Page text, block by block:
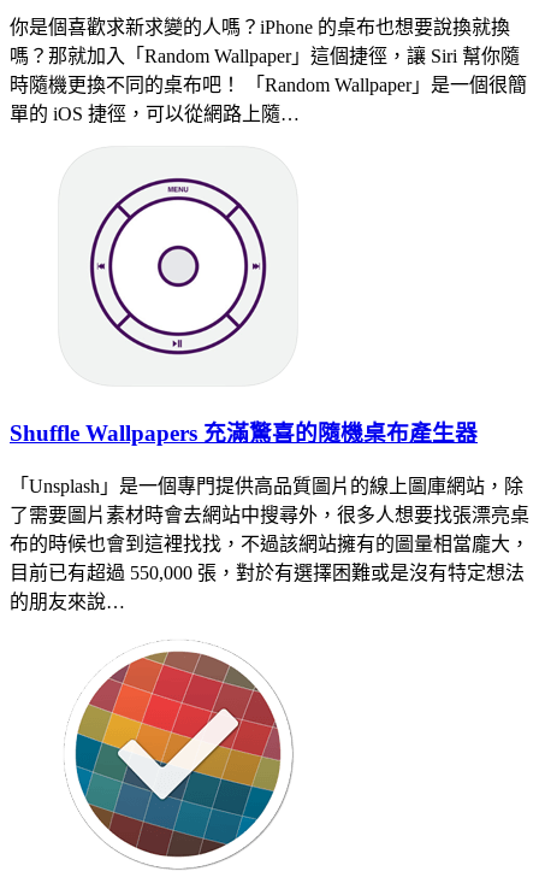
你是個喜歡求新求變的人嗎？iPhone 的桌布也想要說換就換
嗎？那就加入「Random Wallpaper」這個捷徑，讓 Siri 幫你隨
時隨機更換不同的桌布吧！ 「Random Wallpaper」是一個很簡
單的 iOS 捷徑，可以從網路上隨…
Shuffle Wallpapers 充滿驚喜的隨機桌布產生器
「Unsplash」是一個專門提供高品質圖片的線上圖庫網站，除
了需要圖片素材時會去網站中搜尋外，很多人想要找張漂亮桌
布的時候也會到這裡找找，不過該網站擁有的圖量相當龐大，
目前已有超過 550,000 張，對於有選擇困難或是沒有特定想法
的朋友來說…